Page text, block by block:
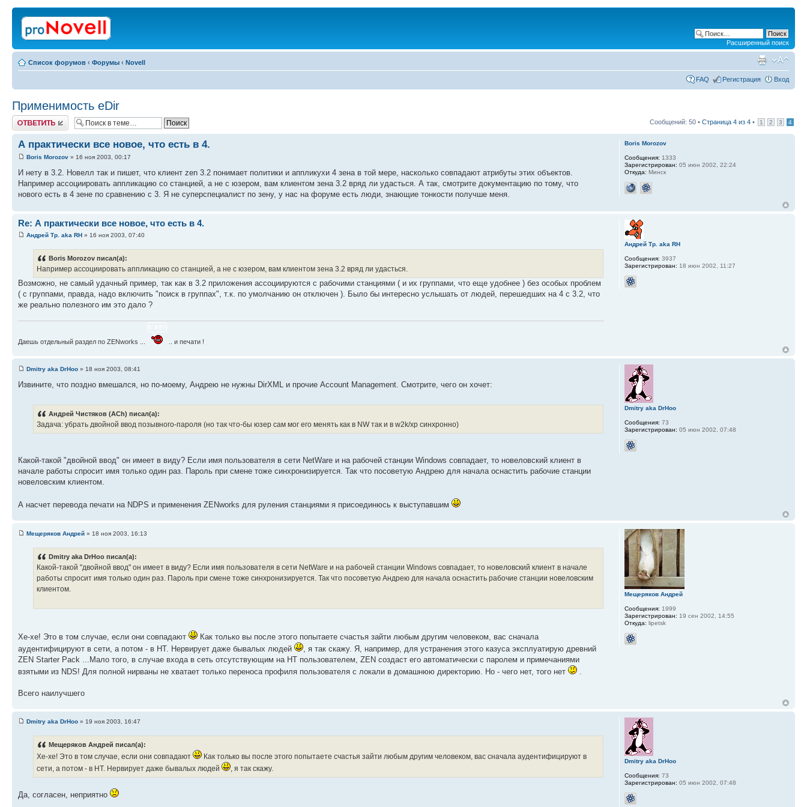
Расширенный поиск
Список форумов ‹ Форумы ‹ Novell
FAQ Регистрация Вход
Применимость eDir
Ответить Сообщений: 50 • Страница 4 из 4 • 1 2 3 4
А практически все новое, что есть в 4.
Boris Morozov » 16 ноя 2003, 00:17
И нету в 3.2. Новелл так и пишет, что клиент zen 3.2 понимает политики и аппликухи 4 зена в той мере, насколько совпадают атрибуты этих объектов.
Например ассоциировать аппликацию со станцией, а не с юзером, вам клиентом зена 3.2 вряд ли удасться. А так, смотрите документацию по тому, что
нового есть в 4 зене по сравнению с 3. Я не суперспециалист по зену, у нас на форуме есть люди, знающие тонкости получше меня.
Boris Morozov
Сообщения: 1333
Зарегистрирован: 05 июн 2002, 22:24
Откуда: Минск
Re: А практически все новое, что есть в 4.
Андрей Тр. aka RH » 16 ноя 2003, 07:40
Boris Morozov писал(а):
Например ассоциировать аппликацию со станцией, а не с юзером, вам клиентом зена 3.2 вряд ли удасться.
Возможно, не самый удачный пример, так как в 3.2 приложения ассоциируются с рабочими станциями ( и их группами, что еще удобнее ) без особых проблем
( с группами, правда, надо включить "поиск в группах", т.к. по умолчанию он отключен ). Было бы интересно услышать от людей, перешедших на 4 с 3.2, что
же реально полезного им это дало ?
Даешь отдельный раздел по ZENworks ... .. и печати !
Андрей Тр. aka RH
Сообщения: 3937
Зарегистрирован: 18 июн 2002, 11:27
Dmitry aka DrHoo » 18 ноя 2003, 08:41
Извините, что поздно вмешался, но по-моему, Андрею не нужны DirXML и прочие Account Management. Смотрите, чего он хочет:
Андрей Чистяков (ACh) писал(а):
Задача: убрать двойной ввод позывного-пароля (но так что-бы юзер сам мог его менять как в NW так и в w2k/xp синхронно)
Какой-такой "двойной ввод" он имеет в виду? Если имя пользователя в сети NetWare и на рабочей станции Windows совпадает, то новеловский клиент в
начале работы спросит имя только один раз. Пароль при смене тоже синхронизируется. Так что посоветую Андрею для начала оснастить рабочие станции
новеловским клиентом.
А насчет перевода печати на NDPS и применения ZENworks для руления станциями я присоединюсь к выступавшим
Dmitry aka DrHoo
Сообщения: 73
Зарегистрирован: 05 июн 2002, 07:48
Мещеряков Андрей » 18 ноя 2003, 16:13
Dmitry aka DrHoo писал(а):
Какой-такой "двойной ввод" он имеет в виду? Если имя пользователя в сети NetWare и на рабочей станции Windows совпадает, то новеловский клиент в начале
работы спросит имя только один раз. Пароль при смене тоже синхронизируется. Так что посоветую Андрею для начала оснастить рабочие станции новеловским
клиентом.
Хе-хе! Это в том случае, если они совпадают
Как только вы после этого попытаете счастья зайти любым другим человеком, вас сначала
аудентифицируют в сети, а потом - в НТ. Нервирует даже бывалых людей
, я так скажу. Я, например, для устранения этого казуса эксплуатирую древний
ZEN Starter Pack ...Мало того, в случае входа в сеть отсутствующим на НТ пользователем, ZEN создаст его автоматически с паролем и примечаниями
взятыми из NDS! Для полной нирваны не хватает только переноса профиля пользователя с локали в домашнюю директорию. Но - чего нет, того нет
Всего наилучшего
Мещеряков Андрей
Сообщения: 1999
Зарегистрирован: 19 сен 2002, 14:55
Откуда: lipetsk
Dmitry aka DrHoo » 19 ноя 2003, 16:47
Мещеряков Андрей писал(а):
Хе-хе! Это в том случае, если они совпадают
Как только вы после этого попытаете счастья зайти любым другим человеком, вас сначала аудентифицируют в
сети, а потом - в НТ. Нервирует даже бывалых людей
, я так скажу.
Да, согласен, неприятно
Dmitry aka DrHoo
Сообщения: 73
Зарегистрирован: 05 июн 2002, 07:48